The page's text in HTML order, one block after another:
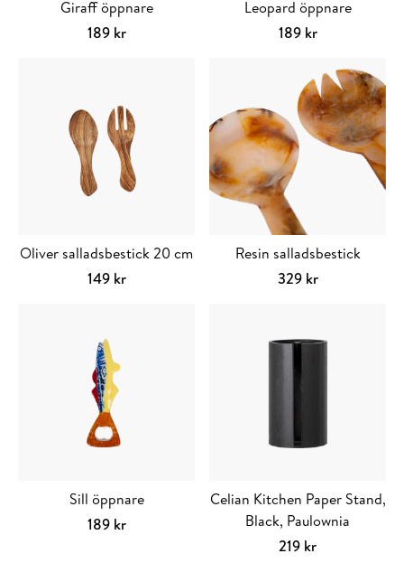
Giraff öppnare
189 kr
Leopard öppnare
189 kr
Oliver salladsbestick 20 cm
149 kr
Resin salladsbestick
329 kr
Sill öppnare
189 kr
Celian Kitchen Paper Stand,
Black, Paulownia
219 kr